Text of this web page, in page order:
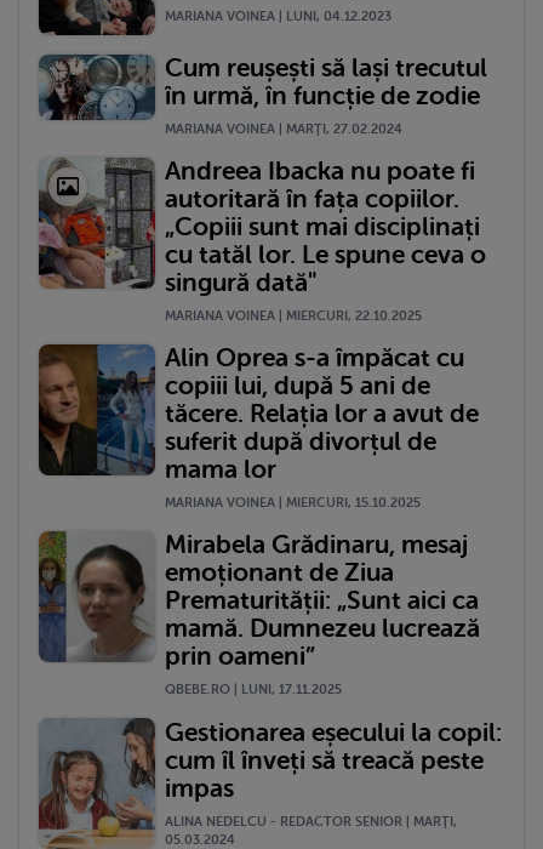
MARIANA VOINEA | LUNI, 04.12.2023
Cum reușești să lași trecutul
în urmă, în funcție de zodie
MARIANA VOINEA | MARŢI, 27.02.2024
Andreea Ibacka nu poate fi
autoritară în fața copiilor.
„Copiii sunt mai disciplinați
cu tatăl lor. Le spune ceva o
singură dată"
MARIANA VOINEA | MIERCURI, 22.10.2025
Alin Oprea s-a împăcat cu
copiii lui, după 5 ani de
tăcere. Relația lor a avut de
suferit după divorțul de
mama lor
MARIANA VOINEA | MIERCURI, 15.10.2025
Mirabela Grădinaru, mesaj
emoționant de Ziua
Prematurității: „Sunt aici ca
mamă. Dumnezeu lucrează
prin oameni”
QBEBE.RO | LUNI, 17.11.2025
Gestionarea eșecului la copil:
cum îl înveți să treacă peste
impas
ALINA NEDELCU - REDACTOR SENIOR | MARŢI,
05.03.2024